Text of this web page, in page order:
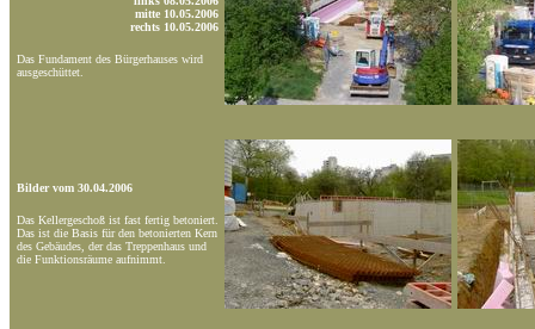
mitte 10.05.2006
rechts 10.05.2006
Das Fundament des Bürgerhauses wird
ausgeschüttet.
Bilder vom 30.04.2006
Das Kellergeschoß ist fast fertig betoniert.
Das ist die Basis für den betonierten Kern
des Gebäudes, der das Treppenhaus und
die Funktionsräume aufnimmt.